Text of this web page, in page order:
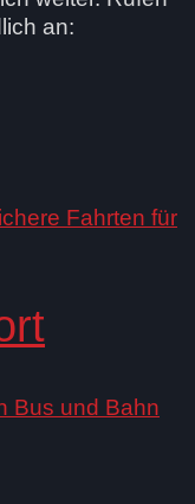
an:
Fahrten für
Bus und Bahn